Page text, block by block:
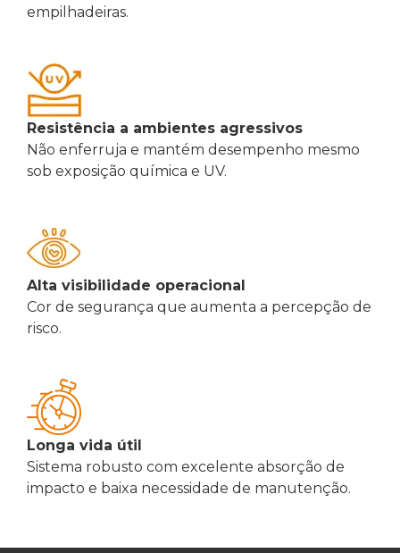
empilhadeiras.
Resistência a ambientes agressivos
Não enferruja e mantém desempenho mesmo
sob exposição química e UV.
Alta visibilidade operacional
Cor de segurança que aumenta a percepção de
risco.
Longa vida útil
Sistema robusto com excelente absorção de
impacto e baixa necessidade de manutenção.